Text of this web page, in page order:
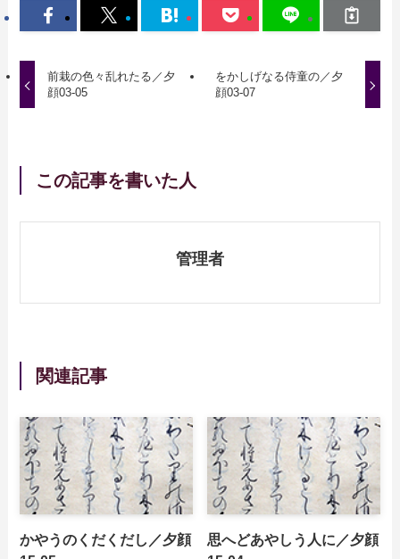
前栽の色々乱れたる／夕
顔03-05
をかしげなる侍童の／夕
顔03-07
この記事を書いた人
管理者
関連記事
かやうのくだくだし／夕顔
思へどあやしう人に／夕顔